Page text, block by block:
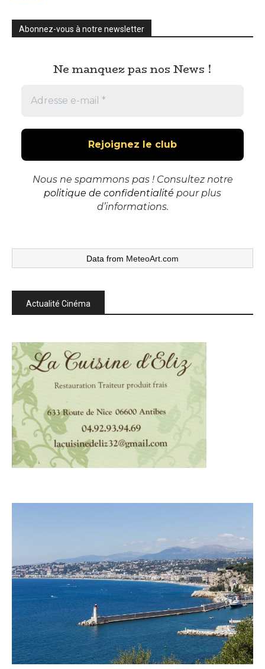
Abonnez-vous à notre newsletter
Ne manquez pas nos News !
Nous ne spammons pas ! Consultez notre
politique de confidentialité pour plus
d’informations.
Data from MeteoArt.com
Actualité Cinéma